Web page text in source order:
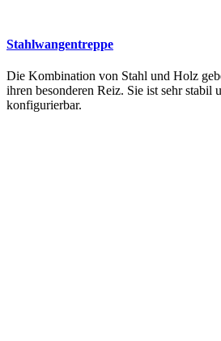
Stahlwangentreppe
Die Kombination von Stahl und Holz
ihren besonderen Reiz. Sie ist sehr stabil
konfigurierbar.